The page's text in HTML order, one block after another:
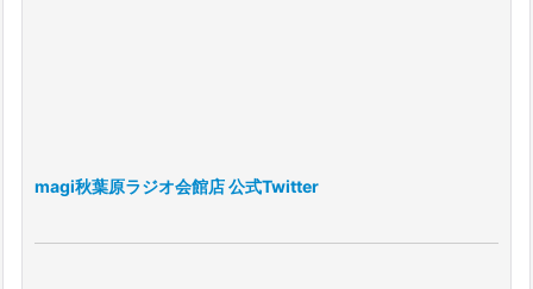
magi秋葉原ラジオ会館店 公式Twitter